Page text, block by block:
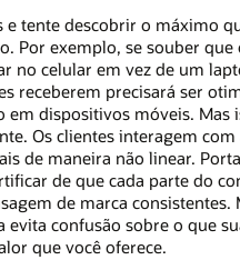
e tente descobrir o máximo
Por exemplo, se souber que
no celular em vez de um
receberem precisará ser
em dispositivos móveis. Mas
Os clientes interagem com
de maneira não linear.
de que cada parte do
de marca consistentes.
evita confusão sobre o que
que você oferece.